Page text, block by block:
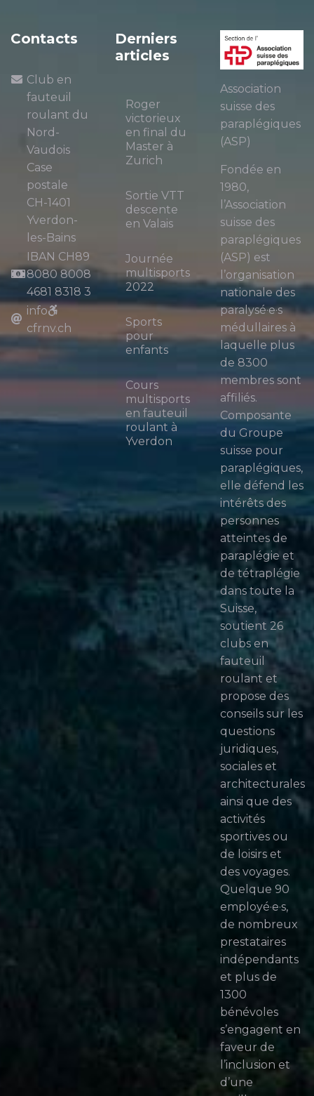
Contacts
Club en
fauteuil
roulant du
Nord-
Vaudois
Case
postale
CH-1401
Yverdon-
les-Bains
IBAN CH89
8080 8008
4681 8318 3
info
cfrnv.ch
Derniers
articles
Roger
victorieux
en final du
Master à
Zurich
Sortie VTT
descente
en Valais
Journée
multisports
2022
Sports
pour
enfants
Cours
multisports
en fauteuil
roulant à
Yverdon
Association
suisse des
paraplégiques
(ASP)
Fondée en
1980,
l’Association
suisse des
paraplégiques
(ASP) est
l’organisation
nationale des
paralysé·e·s
médullaires à
laquelle plus
de 8300
membres sont
affiliés.
Composante
du Groupe
suisse pour
paraplégiques,
elle défend les
intérêts des
personnes
atteintes de
paraplégie et
de tétraplégie
dans toute la
Suisse,
soutient 26
clubs en
fauteuil
roulant et
propose des
conseils sur les
questions
juridiques,
sociales et
architecturales
ainsi que des
activités
sportives ou
de loisirs et
des voyages.
Quelque 90
employé·e·s,
de nombreux
prestataires
indépendants
et plus de
1300
bénévoles
s’engagent en
faveur de
l’inclusion et
d’une